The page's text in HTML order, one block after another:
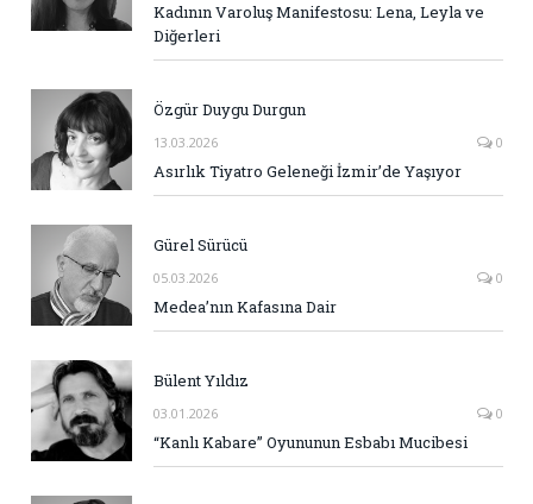
Kadının Varoluş Manifestosu: Lena, Leyla ve
Diğerleri
Özgür Duygu Durgun
13.03.2026 0
Asırlık Tiyatro Geleneği İzmir’de Yaşıyor
Gürel Sürücü
05.03.2026 0
Medea’nın Kafasına Dair
Bülent Yıldız
03.01.2026 0
“Kanlı Kabare” Oyununun Esbabı Mucibesi